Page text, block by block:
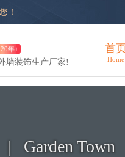
！
20年+
墙装饰生产厂家!
首
Home
| Garden Town